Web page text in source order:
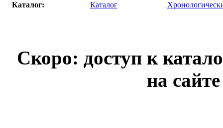
Каталог:
Каталог
Скоро: доступ к
на